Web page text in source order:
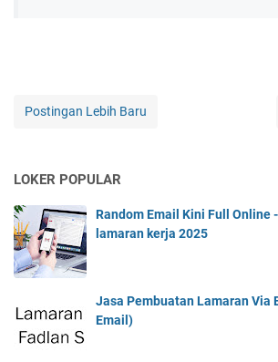
Postingan Lebih Baru
LOKER POPULAR
Random Email Kini Full Online
lamaran kerja 2025
Jasa Pembuatan Lamaran Via
Email)